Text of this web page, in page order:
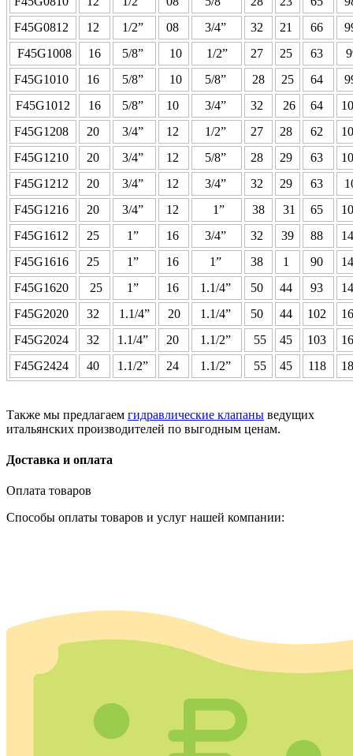
F45G0812
12 1/2” 08 3/4” 32 21 66
F45G1008
16 5/8” 10 1/2” 27 25 63
F45G1010
16 5/8” 10 5/8” 28 25 64
F45G1012
16 5/8” 10 3/4” 32 26 64
F45G1208
20 3/4” 12 1/2” 27 28 62
F45G1210
20 3/4” 12 5/8” 28 29 63
F45G1212
20 3/4” 12 3/4” 32 29 63
F45G1216
20 3/4” 12 1” 38 31 65
F45G1612
25 1” 16 3/4” 32 39 88
F45G1616
25 1” 16 1” 38 1 90
F45G1620
25 1” 16 1.1/4” 50 44 93
F45G2020
32 1.1/4” 20 1.1/4” 50 44 102
F45G2024
32 1.1/4” 20 1.1/2” 55 45 103
F45G2424
40 1.1/2” 24 1.1/2” 55 45 118
Также мы предлагаем гидравлические клапаны ведущих
итальянских производителей по выгодным ценам.
Доставка и оплата
Оплата товаров
Способы оплаты товаров и услуг нашей компании: